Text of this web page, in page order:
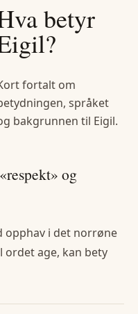
betyr
?
fortalt om
språket
bakgrunnen til Eigil.
og
opphav i det norrøne
ordet age, kan bety